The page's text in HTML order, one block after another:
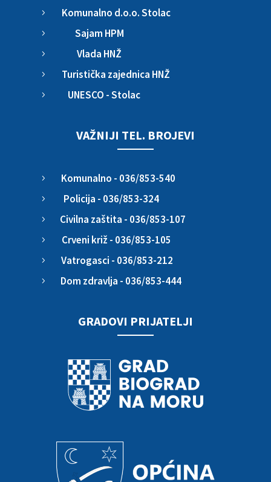
5 Komunalno d.o.o. Stolac
5 Sajam HPM
5 Vlada HNŽ
5 Turistička zajednica HNŽ
5 UNESCO - Stolac
VAŽNIJI TEL. BROJEVI
5 Komunalno - 036/853-540
5 Policija - 036/853-324
5 Civilna zaštita - 036/853-107
5 Crveni križ - 036/853-105
5 Vatrogasci - 036/853-212
5 Dom zdravlja - 036/853-444
GRADOVI PRIJATELJI